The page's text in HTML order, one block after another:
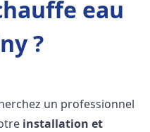
eau
?
un professionnel
installation et